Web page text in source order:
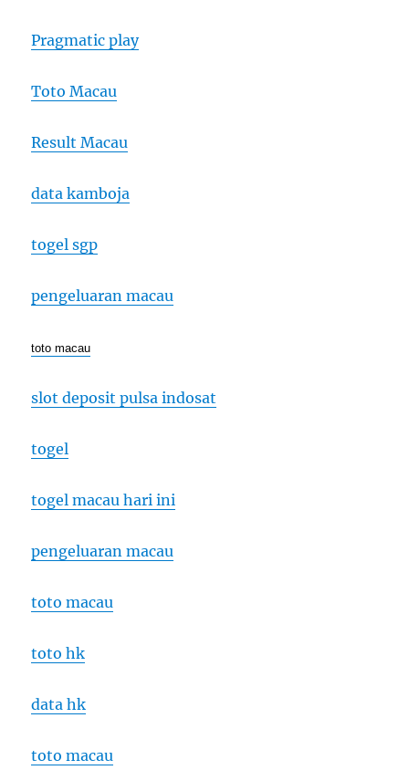
Pragmatic play
Toto Macau
Result Macau
data kamboja
togel sgp
pengeluaran macau
toto macau
slot deposit pulsa indosat
togel
togel macau hari ini
pengeluaran macau
toto macau
toto hk
data hk
toto macau